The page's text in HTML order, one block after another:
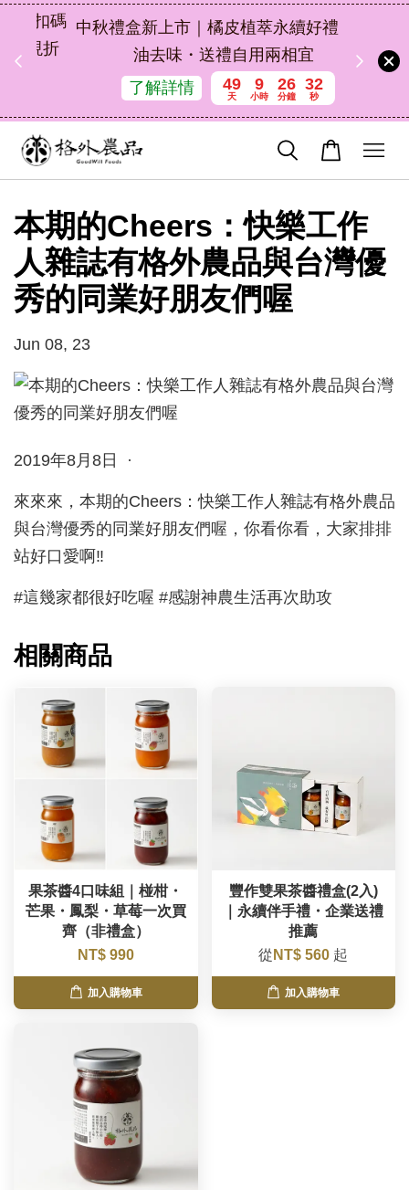
中秋禮盒新上市｜橘皮植萃永續好禮，解
油去味・送禮自用兩相宜
了解詳情
49
天
9
小時
26
分鐘
32
秒
本期的Cheers：快樂工作
人雜誌有格外農品與台灣優
秀的同業好朋友們喔
Jun 08, 23
2019年8月8日 ·
來來來，本期的Cheers：快樂工作人雜誌有格外農品
與台灣優秀的同業好朋友們喔，你看你看，大家排排
站好口愛啊‼️
#這幾家都很好吃喔 #感謝神農生活再次助攻
相關商品
果茶醬4口味組｜椪柑・
芒果・鳳梨・草莓一次買
齊（非禮盒）
NT$ 990
加入購物車
豐作雙果茶醬禮盒(2入)
｜永續伴手禮・企業送禮
推薦
從 NT$ 560 起
加入購物車